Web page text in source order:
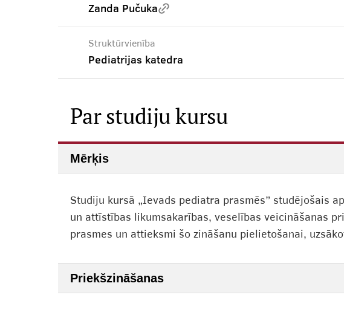
Zanda Pučuka
Struktūrvienība
Pediatrijas katedra
Par studiju kursu
Mērķis
Studiju kursā „Ievads pediatra prasmēs” studējošais
un attīstības likumsakarības, veselības veicināšanas
prasmes un attieksmi šo zināšanu pielietošanai,
Priekšzināšanas